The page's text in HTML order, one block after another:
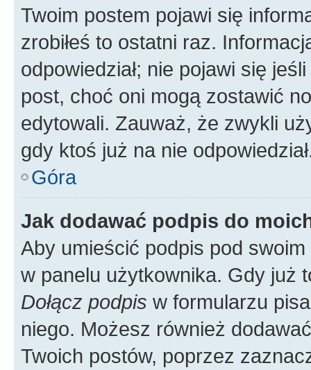
Twoim postem pojawi się
zrobiłeś to ostatni raz.
odpowiedział; nie pojawi się
post, choć oni mogą zostawić
edytowali. Zauważ, że zwykli
gdy ktoś już na nie
Góra
Jak dodawać podpis do
Aby umieścić podpis pod
w panelu użytkownika. Gdy już
Dołącz podpis w formularzu
niego. Możesz również
Twoich postów, poprzez